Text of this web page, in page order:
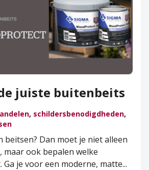
juiste buitenbeits
, schildersbenodigdheden,
beitsen? Dan moet je niet alleen
maar ook bepalen welke
Ga je voor een moderne, matte...